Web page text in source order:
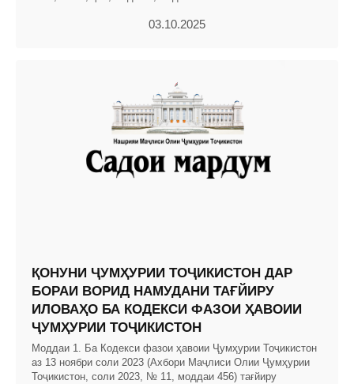
03.10.2025
ҚОНУНИ ҶУМҲУРИИ ТОҶИКИСТОН ДАР
БОРАИ ВОРИД НАМУДАНИ ТАҒЙИРУ
ИЛОВАҲО БА КОДЕКСИ ФАЗОИ ҲАВОИИ
ҶУМҲУРИИ ТОҶИКИСТОН
Моддаи 1. Ба Кодекси фазои ҳавоии Ҷумҳурии Тоҷикистон
аз 13 ноябри соли 2023 (Ахбори Маҷлиси Олии Ҷумҳурии
Тоҷикистон, соли 2023, № 11, моддаи 456) тағйиру